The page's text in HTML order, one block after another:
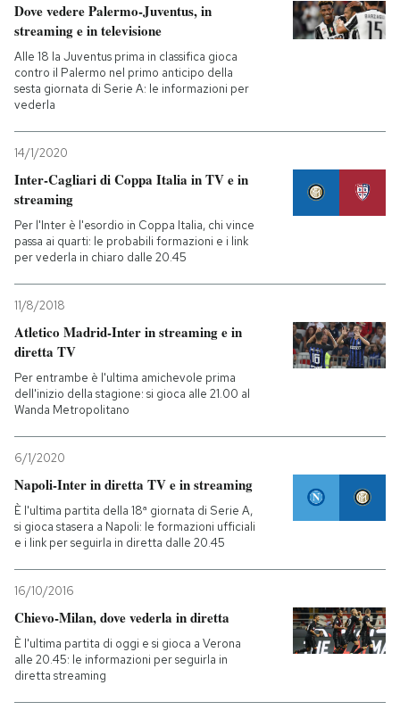
Dove vedere Palermo-Juventus, in
streaming e in televisione
Alle 18 la Juventus prima in classifica gioca
contro il Palermo nel primo anticipo della
sesta giornata di Serie A: le informazioni per
vederla
14/1/2020
Inter-Cagliari di Coppa Italia in TV e in
streaming
Per l'Inter è l'esordio in Coppa Italia, chi vince
passa ai quarti: le probabili formazioni e i link
per vederla in chiaro dalle 20.45
11/8/2018
Atletico Madrid-Inter in streaming e in
diretta TV
Per entrambe è l'ultima amichevole prima
dell'inizio della stagione: si gioca alle 21.00 al
Wanda Metropolitano
6/1/2020
Napoli-Inter in diretta TV e in streaming
È l'ultima partita della 18ª giornata di Serie A,
si gioca stasera a Napoli: le formazioni ufficiali
e i link per seguirla in diretta dalle 20.45
16/10/2016
Chievo-Milan, dove vederla in diretta
È l'ultima partita di oggi e si gioca a Verona
alle 20.45: le informazioni per seguirla in
diretta streaming